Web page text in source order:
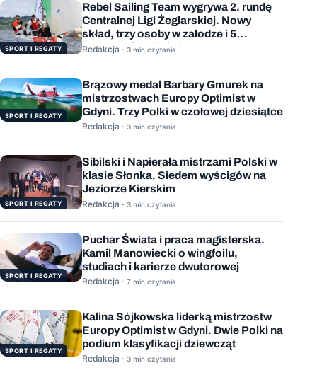
SPORT I REGATY
Rebel Sailing Team wygrywa 2. rundę
Centralnej Ligi Żeglarskiej. Nowy
skład, trzy osoby w załodze i 5
wygranych wyścigów
Redakcja · 3 min czytania
SPORT I REGATY
Brązowy medal Barbary Gmurek na
mistrzostwach Europy Optimist w
Gdyni. Trzy Polki w czołowej dziesiątce
Redakcja · 3 min czytania
SPORT I REGATY
Sibilski i Napierała mistrzami Polski w
klasie Słonka. Siedem wyścigów na
Jeziorze Kierskim
Redakcja · 3 min czytania
SPORT I REGATY
Puchar Świata i praca magisterska.
Kamil Manowiecki o wingfoilu,
studiach i karierze dwutorowej
Redakcja · 7 min czytania
SPORT I REGATY
Kalina Sójkowska liderką mistrzostw
Europy Optimist w Gdyni. Dwie Polki na
podium klasyfikacji dziewcząt
Redakcja · 3 min czytania